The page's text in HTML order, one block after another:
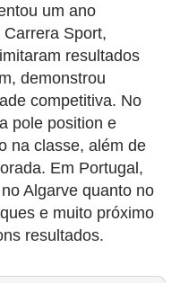
um ano
Sport,
resultados
demonstrou
competitiva. No
pole position e
na classe, além de
Em Portugal,
Algarve quanto no
e muito próximo
resultados.